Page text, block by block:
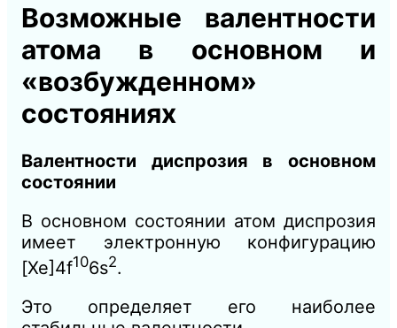
Возможные валентности
атома в основном и
«возбужденном»
состояниях
Валентности диспрозия в основном
состоянии
В основном состоянии атом диспрозия
имеет электронную конфигурацию
[Xe]4f106s2.
Это определяет его наиболее